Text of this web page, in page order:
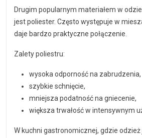
Drugim popularnym materiałem w
jest poliester. Często występuje w
daje bardzo praktyczne połączenie.
Zalety poliestru:
wysoka odporność na zabrudzenia,
szybkie schnięcie,
mniejsza podatność na gniecenie,
większa trwałość w intensywnym
W kuchni gastronomicznej, gdzie